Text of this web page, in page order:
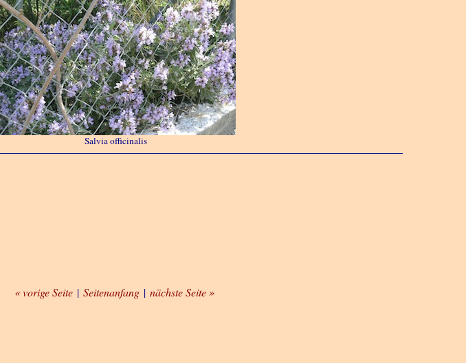
Salvia officinalis
« vorige Seite | Seitenanfang | nächste Seite »